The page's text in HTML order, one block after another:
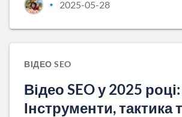
• 2025-05-28
ВІДЕО SEO
Відео SEO у 2025 році:
Інструменти, тактика